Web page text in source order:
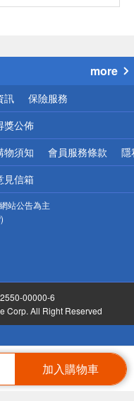
加入購物車
more
訊 保險服務
獎公佈
物須知 會員服務條款 隱
見信箱
站公告為主
00000-6
Corp. All Right Reserved